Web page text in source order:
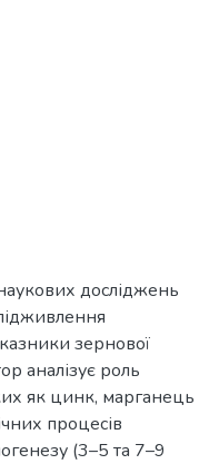
досліджень
зернової
аналізує роль
як цинк, марганець
процесів
(3–5 та 7–9